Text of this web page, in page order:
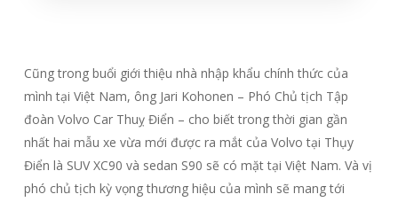
Cũng trong buổi giới thiệu nhà nhập khẩu chính thức của
mình tại Việt Nam, ông Jari Kohonen – Phó Chủ tịch Tập
đoàn Volvo Car Thuỵ Điển – cho biết trong thời gian gần
nhất hai mẫu xe vừa mới được ra mắt của Volvo tại Thụy
Điển là SUV XC90 và sedan S90 sẽ có mặt tại Việt Nam. Và vị
phó chủ tịch kỳ vọng thương hiệu của mình sẽ mang tới